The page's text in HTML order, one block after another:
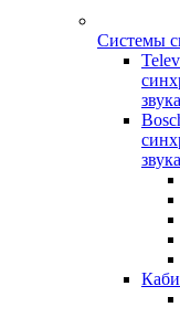
Системы
звука
звука